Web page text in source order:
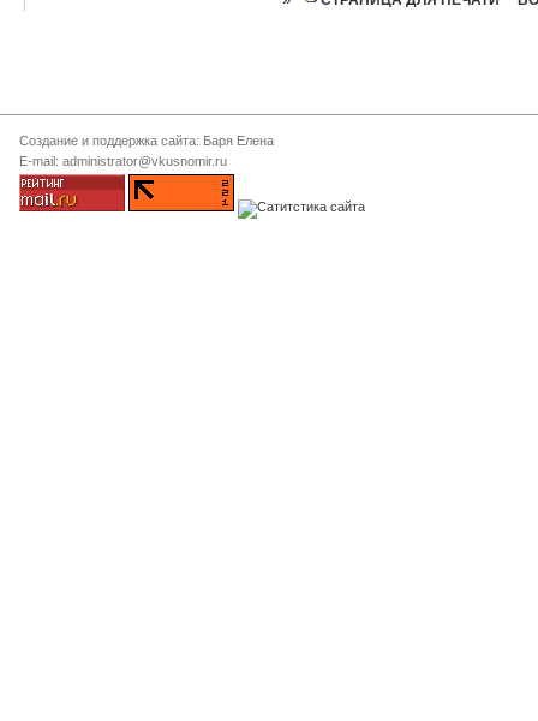
Создание и поддержка сайта: Баря Елена
E-mail: administrator@vkusnomir.ru